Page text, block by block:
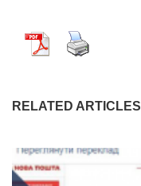
RELATED ARTICLES